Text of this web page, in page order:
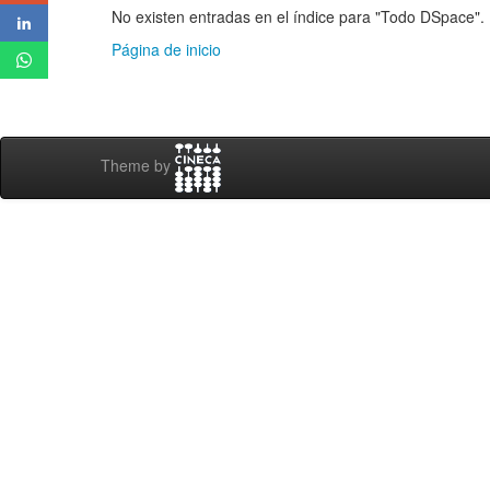
No existen entradas en el índice para "Todo DSpace".
Página de inicio
Theme by